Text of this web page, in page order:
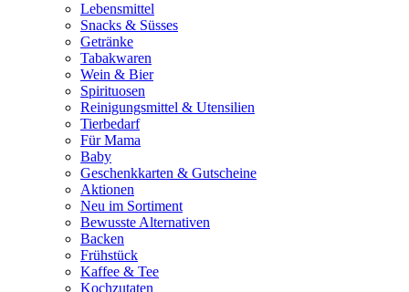
Lebensmittel
Snacks & Süsses
Getränke
Tabakwaren
Wein & Bier
Spirituosen
Reinigungsmittel & Utensilien
Tierbedarf
Für Mama
Baby
Geschenkkarten & Gutscheine
Aktionen
Neu im Sortiment
Bewusste Alternativen
Backen
Frühstück
Kaffee & Tee
Kochzutaten